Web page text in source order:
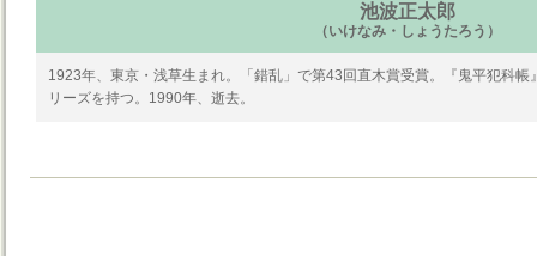
池波正太郎
（いけなみ・しょうたろう）
1923年、東京・浅草生まれ。「錯乱」で第43回直木賞受賞。『鬼平犯科
リーズを持つ。1990年、逝去。